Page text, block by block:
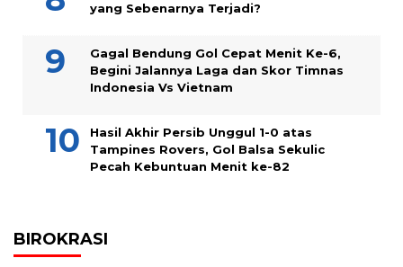
yang Sebenarnya Terjadi?
Gagal Bendung Gol Cepat Menit Ke-6,
Begini Jalannya Laga dan Skor Timnas
Indonesia Vs Vietnam
Hasil Akhir Persib Unggul 1-0 atas
Tampines Rovers, Gol Balsa Sekulic
Pecah Kebuntuan Menit ke-82
BIROKRASI